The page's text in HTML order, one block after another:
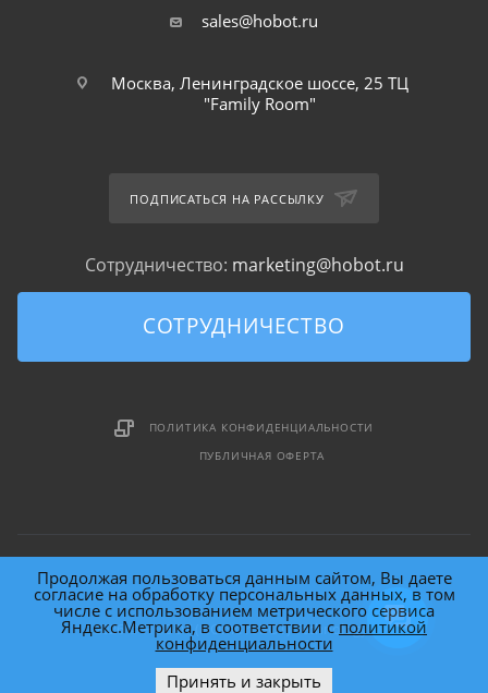
sales@hobot.ru
Москва, Ленинградское шоссе, 25 ТЦ
"Family Room"
ПОДПИСАТЬСЯ НА РАССЫЛКУ
Сотрудничество: marketing@hobot.ru
СОТРУДНИЧЕСТВО
ПОЛИТИКА КОНФИДЕНЦИАЛЬНОСТИ
ПУБЛИЧНАЯ ОФЕРТА
2026 © HOBOT (HOme roBOT) Technology Inc.
Продолжая пользоваться данным сайтом, Вы даете
согласие на обработку персональных данных, в том
числе с использованием метрического сервиса
Яндекс.Метрика, в соответствии с политикой
конфиденциальности
Принять и закрыть